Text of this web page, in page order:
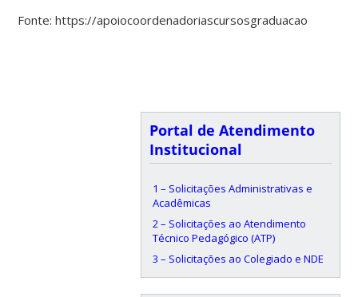
Fonte: https://
Portal de Atendimento
Institucional
1 – Solicitações Administrativas e
Acadêmicas
2 – Solicitações ao Atendimento
Técnico Pedagógico (ATP)
3 – Solicitações ao Colegiado e NDE